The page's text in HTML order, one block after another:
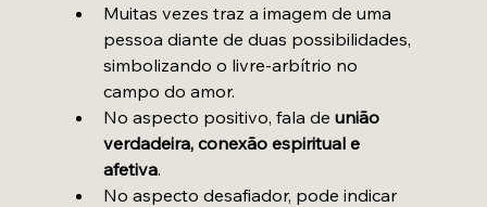
Muitas vezes traz a imagem de uma
pessoa diante de duas possibilidades,
simbolizando o livre-arbítrio no
campo do amor.
No aspecto positivo, fala de união
verdadeira, conexão espiritual e
afetiva.
No aspecto desafiador, pode indicar